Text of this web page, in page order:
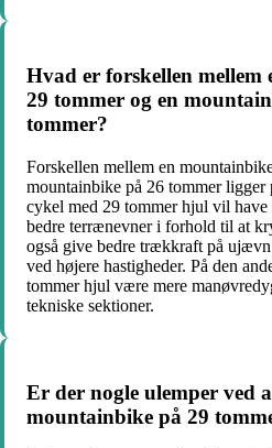
Hvad er forskellen mellem
29 tommer og en
tommer?
Forskellen mellem en
mountainbike på 26 tommer
cykel med 29 tommer hjul vil have
bedre terrænevner i forhold til at
også give bedre trækkraft på
ved højere hastigheder. På den
tommer hjul være mere
tekniske sektioner.
Er der nogle ulemper ved
mountainbike på 29